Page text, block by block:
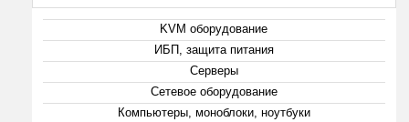
KVM оборудование
ИБП, защита питания
Серверы
Сетевое оборудование
Компьютеры, моноблоки, ноутбуки